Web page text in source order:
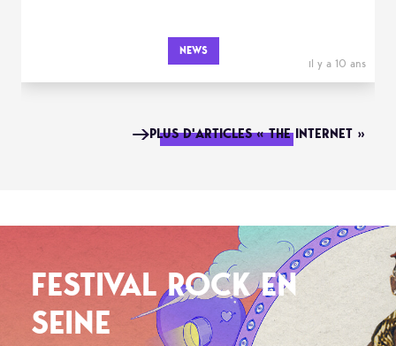
NEWS
il y a 10 ans
PLUS D'ARTICLES « THE INTERNET »
FESTIVAL ROCK EN
SEINE